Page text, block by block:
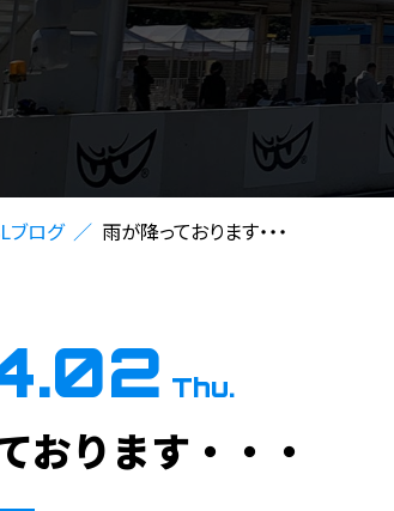
ブログ 雨が降っております・・・
Thu.
おります・・・